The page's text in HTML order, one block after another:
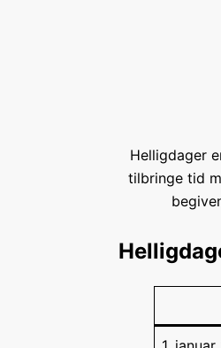
Helligdager
tilbringe tid